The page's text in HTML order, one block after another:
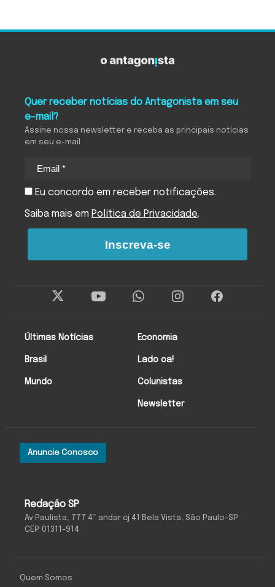
Redação SP
Av Paulista, 777 4º andar cj 41 Bela Vista, São Paulo-SP
CEP: 01311-914
Anuncie Conosco
Últimas Notícias
Brasil
Mundo
Economia
Lado oa!
Colunistas
Newsletter
Quer receber notícias do Antagonista em seu
e-mail?
Assine nossa newsletter e receba as principais notícias
em seu e-mail
Eu concordo em receber notificações.
Saiba mais em Política de Privacidade.
Inscreva-se
Quem Somos